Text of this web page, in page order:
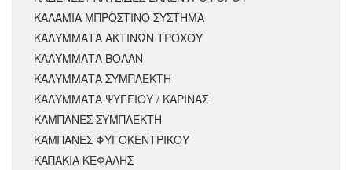
ΚΑΛΑΜΙΑ ΜΠΡΟΣΤΙΝΟ ΣΥΣΤΗΜΑ
ΚΑΛΥΜΜΑΤΑ ΑΚΤΙΝΩΝ ΤΡΟΧΟΥ
ΚΑΛΥΜΜΑΤΑ ΒΟΛΑΝ
ΚΑΛΥΜΜΑΤΑ ΣΥΜΠΛΕΚΤΗ
ΚΑΛΥΜΜΑΤΑ ΨΥΓΕΙΟΥ / ΚΑΡΙΝΑΣ
ΚΑΜΠΑΝΕΣ ΣΥΜΠΛΕΚΤΗ
ΚΑΜΠΑΝΕΣ ΦΥΓΟΚΕΝΤΡΙΚΟΥ
ΚΑΠΑΚΙΑ ΚΕΦΑΛΗΣ